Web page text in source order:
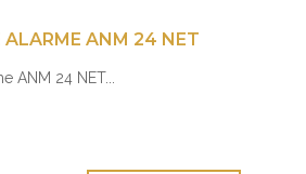
ALARME ANM 24 NET
ANM 24 NET...